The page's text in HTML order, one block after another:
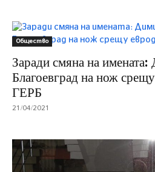
Общество
Заради смяна на
Благоевград на нож
ГЕРБ
21/04/2021